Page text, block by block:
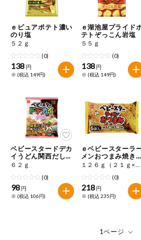
ご利用ガイド
アプリのダウンロード
PC版サイトを表示
テキスト注文サイトを表示
お問い合わせ
トイレ用品
住居・生活用
品
コスメ＆ボデ
ィケア
衣料品
ペット
先着限定企画
必ず商品パッケージの表示をご確認く
特定原材料に準ずるものは、お取引先
範囲でのお知らせです。
ｅピュアポテト濃い
のり塩
５２ｇ
(0)
138 円
※ (税込 149円)
ｅ湖池屋プライド
テトぞっこん岩塩
５５ｇ
(0)
138 円
※ (税込 149円)
ベビースタードデカ
イうどん関西だし風
肉うどん味
６２ｇ
(0)
98 円
※ (税込 106円)
ｅベビースターラ
メンおつまみ焼きと
うもろこし味
１２６ｇ（２１ｇ×６）
(0)
218 円
※ (税込 235円)